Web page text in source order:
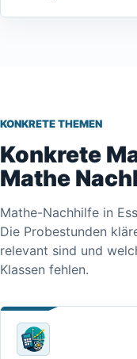
KONKRETE THEMEN
Konkrete
Mathe
Mathe-Nachhilfe in
Die Probestunden
relevant sind und
Klassen fehlen.